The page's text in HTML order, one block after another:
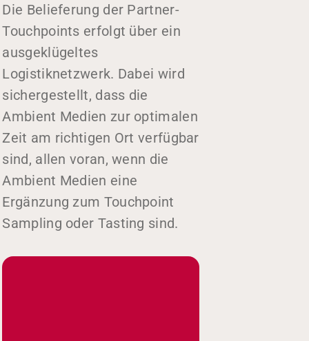
Die Belieferung der Partner-
Touchpoints erfolgt über ein
ausgeklügeltes
Logistiknetzwerk. Dabei wird
sichergestellt, dass die
Ambient Medien zur optimalen
Zeit am richtigen Ort verfügbar
sind, allen voran, wenn die
Ambient Medien eine
Ergänzung zum Touchpoint
Sampling oder Tasting sind.